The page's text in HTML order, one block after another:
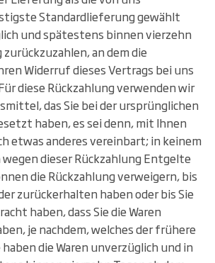
Standardlieferung gewählt
und spätestens binnen vierzehn
zurückzuzahlen, an dem die
Widerruf dieses Vertrags bei uns
diese Rückzahlung verwenden wir
das Sie bei der ursprünglichen
haben, es sei denn, mit Ihnen
etwas anderes vereinbart; in keinem
wegen dieser Rückzahlung Entgelte
die Rückzahlung verweigern, bis
zurückerhalten haben oder bis Sie
haben, dass Sie die Waren
je nachdem, welches der frühere
die Waren unverzüglich und in